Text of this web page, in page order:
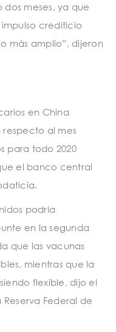
dos meses, ya que
crediticio
más amplio”, dijeron
en China
al mes
para todo 2020
el banco central
podría
en la segunda
que las vacunas
mientras que la
flexible, dijo el
Federal de